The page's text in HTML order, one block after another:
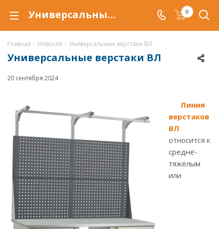
Универсальные верстаки ВЛ 0
Главная - Новости - Универсальные верстаки ВЛ
Универсальные верстаки ВЛ
20 сентября 2024
Линия
верстаков
ВЛ
относится к
средне-
тяжёлым
или